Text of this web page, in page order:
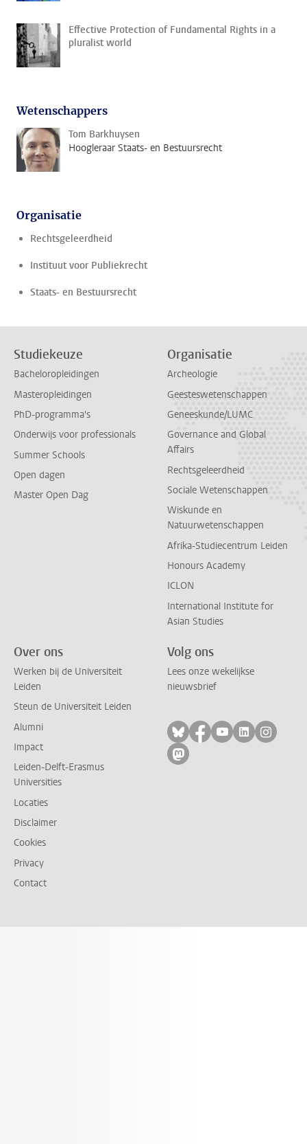
Effective Protection of Fundamental Rights in a
pluralist world
Wetenschappers
Tom Barkhuysen
Hoogleraar Staats- en Bestuursrecht
Organisatie
Rechtsgeleerdheid
Instituut voor Publiekrecht
Staats- en Bestuursrecht
Studiekeuze
Bacheloropleidingen
Masteropleidingen
PhD-programma's
Onderwijs voor professionals
Summer Schools
Open dagen
Master Open Dag
Organisatie
Archeologie
Geesteswetenschappen
Geneeskunde/LUMC
Governance and Global
Affairs
Rechtsgeleerdheid
Sociale Wetenschappen
Wiskunde en
Natuurwetenschappen
Afrika-Studiecentrum Leiden
Honours Academy
ICLON
International Institute for
Asian Studies
Over ons
Werken bij de Universiteit
Leiden
Steun de Universiteit Leiden
Alumni
Impact
Leiden-Delft-Erasmus
Universities
Locaties
Disclaimer
Cookies
Privacy
Contact
Volg ons
Lees onze wekelijkse
nieuwsbrief
Volg ons op bluesky
Volg ons op
Volg ons op
Volg ons
Volg
Volg ons op mastodon